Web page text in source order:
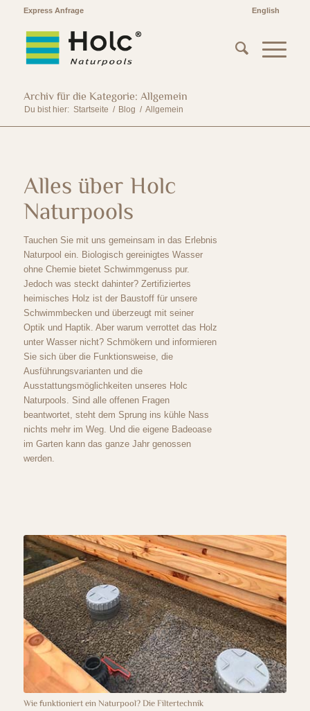
English
Express Anfrage
Archiv für die Kategorie: Allgemein
Du bist hier: Startseite / Blog / Allgemein
Alles über Holc
Naturpools
Tauchen Sie mit uns gemeinsam in das Erlebnis
Naturpool ein. Biologisch gereinigtes Wasser
ohne Chemie bietet Schwimmgenuss pur.
Jedoch was steckt dahinter? Zertifiziertes
heimisches Holz ist der Baustoff für unsere
Schwimmbecken und überzeugt mit seiner
Optik und Haptik. Aber warum verrottet das Holz
unter Wasser nicht? Schmökern und informieren
Sie sich über die Funktionsweise, die
Ausführungsvarianten und die
Ausstattungsmöglichkeiten unseres Holc
Naturpools. Sind alle offenen Fragen
beantwortet, steht dem Sprung ins kühle Nass
nichts mehr im Weg. Und die eigene Badeoase
im Garten kann das ganze Jahr genossen
werden.
Wie funktioniert ein Naturpool? Die Filtertechnik